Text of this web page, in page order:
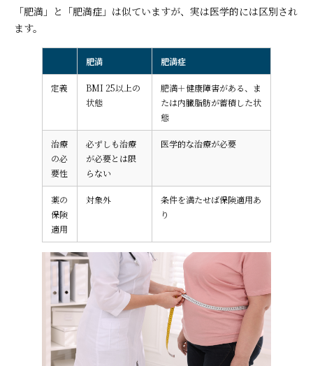
「肥満」と「肥満症」は似ていますが、実は医学的には区別され
ます。
肥満 肥満症
定義
BMI 25以上の
状態
肥満＋健康障害がある、ま
たは内臓脂肪が蓄積した状
態
治療
の必
要性
必ずしも治療
が必要とは限
らない
医学的な治療が必要
薬の
保険
適用
対象外
条件を満たせば保険適用あ
り